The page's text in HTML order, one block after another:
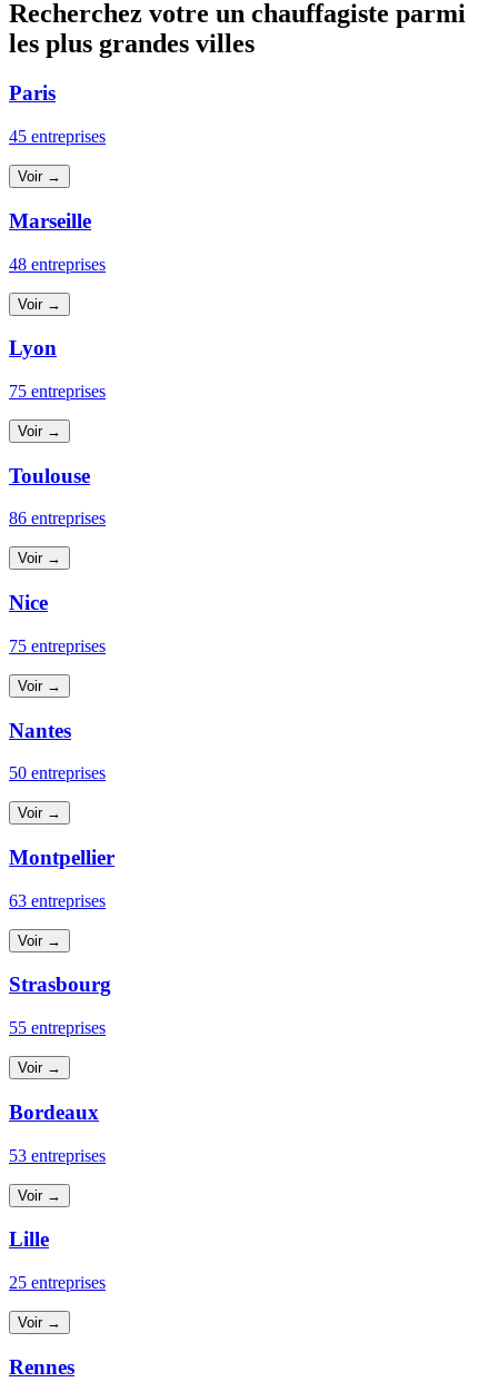
Recherchez votre un chauffagiste parmi
les plus grandes villes
Paris
45 entreprises
Voir →
Marseille
48 entreprises
Voir →
Lyon
75 entreprises
Voir →
Toulouse
86 entreprises
Voir →
Nice
75 entreprises
Voir →
Nantes
50 entreprises
Voir →
Montpellier
63 entreprises
Voir →
Strasbourg
55 entreprises
Voir →
Bordeaux
53 entreprises
Voir →
Lille
25 entreprises
Voir →
Rennes